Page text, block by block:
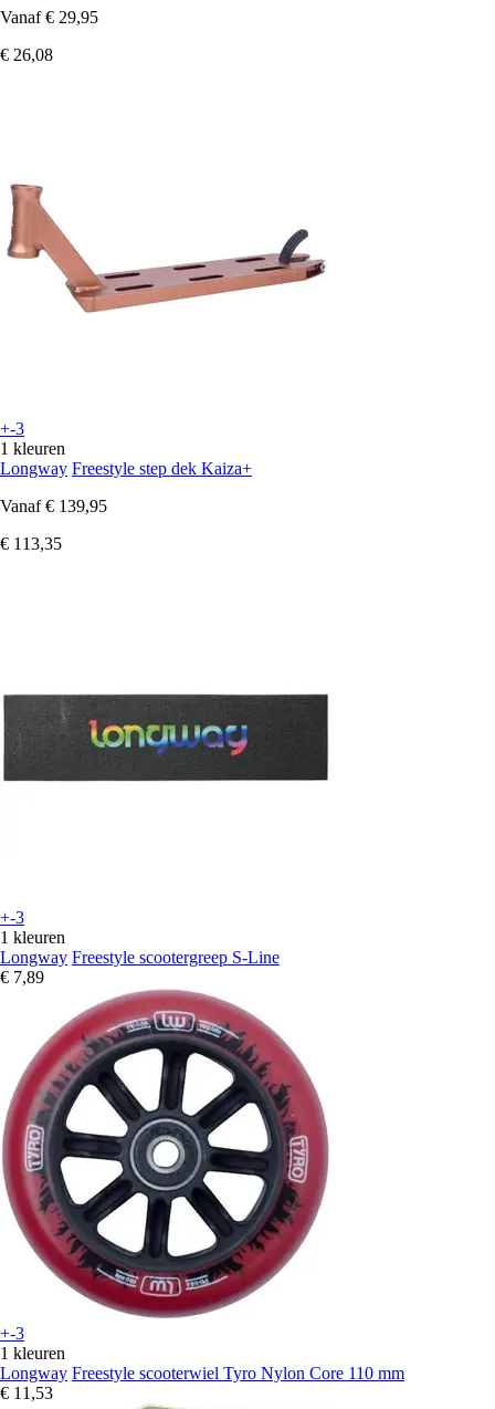
Vanaf € 29,95
€ 26,08
+-3
1 kleuren
Longway Freestyle step dek Kaiza+
Vanaf € 139,95
€ 113,35
+-3
1 kleuren
Longway Freestyle scootergreep S-Line
€ 7,89
+-3
1 kleuren
Longway Freestyle scooterwiel Tyro Nylon Core 110 mm
€ 11,53